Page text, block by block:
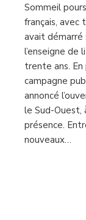
Sommeil
français, avec
avait démarré
l’enseigne de
trente ans. En
campagne
annoncé
le Sud-Ouest,
présence.
nouveaux…